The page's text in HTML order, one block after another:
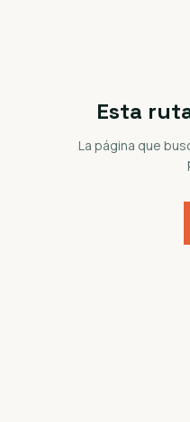
Esta
La página que